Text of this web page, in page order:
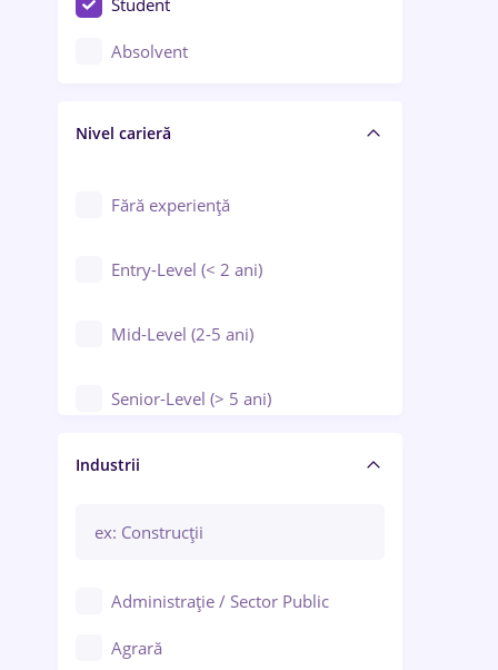
Controlul calității
Educație / Training / Arte
Student
Absolvent
Nivel carieră
Fără experiență
Entry-Level (< 2 ani)
Mid-Level (2-5 ani)
Senior-Level (> 5 ani)
Manager / Executiv
Industrii
Administrație / Sector Public
Agrară